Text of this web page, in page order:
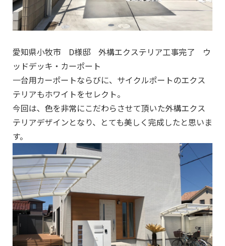
愛知県小牧市 D様邸 外構エクステリア工事完了 ウ
ッドデッキ・カーポート
一台用カーポートならびに、サイクルポートのエクス
テリアもホワイトをセレクト。
今回は、色を非常にこだわらさせて頂いた外構エクス
テリアデザインとなり、とても美しく完成したと思いま
す。